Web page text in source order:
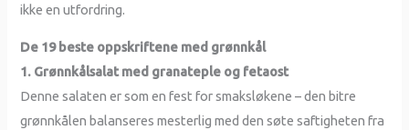
ikke en utfordring.
De 19 beste oppskriftene med grønnkål
1. Grønnkålsalat med granateple og fetaost
Denne salaten er som en fest for smaksløkene – den bitre
grønnkålen balanseres mesterlig med den søte saftigheten fra